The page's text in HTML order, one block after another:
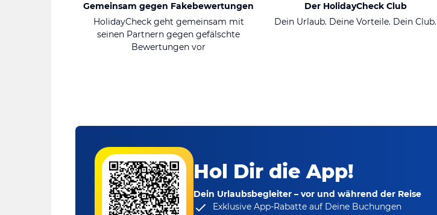
Gemeinsam gegen Fakebewertungen
HolidayCheck geht gemeinsam mit
seinen Partnern gegen gefälschte
Bewertungen vor
Der HolidayCheck Club
Dein Urlaub. Deine Vorteile. Dein Club.
Hol Dir die App!
Dein Urlaubsbegleiter – vor und während der Reise
Exklusive App-Rabatteauf Deine Buchungen